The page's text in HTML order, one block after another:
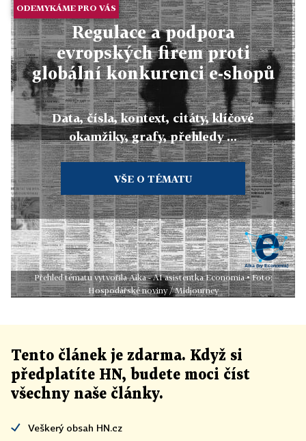
ODEMYKÁME PRO VÁS
Regulace a podpora
evropských firem proti
globální konkurenci e-shopů
Data, čísla, kontext, citáty, klíčové
okamžiky, grafy, přehledy ...
VŠE O TÉMATU
Přehled tématu vytvořila Aika - AI asistentka Economia • Foto:
Hospodářské noviny / Midjourney
Tento článek je zdarma. Když si
předplatíte HN, budete moci číst
všechny naše články.
Veškerý obsah HN.cz